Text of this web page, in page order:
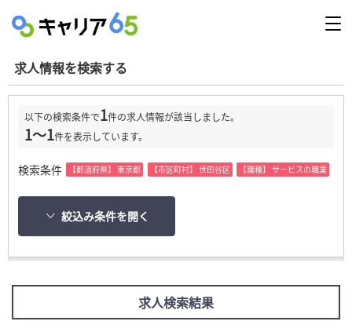
求人情報を検索する
以下の検索条件で1件の求人情報が該当しました。
1～1件を表示しています。
検索条件 【都道府県】 東京都 【市区町村】 世田谷区 【職種】 サービスの職業
絞込み条件を開く
求人検索結果